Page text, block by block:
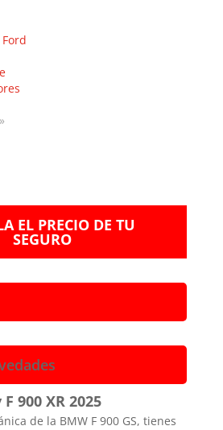
EL PRECIO DE TU
SEGURO
900 XR 2025
de la BMW F 900 GS, tienes